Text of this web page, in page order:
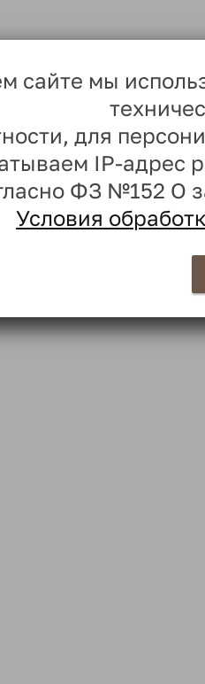
сайте мы
для
IP-адрес
ФЗ №152 О
Условия